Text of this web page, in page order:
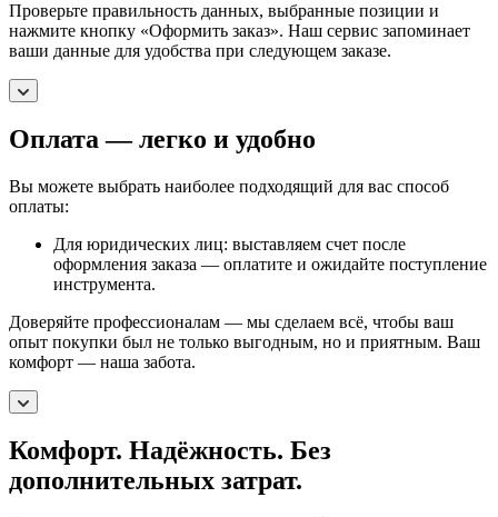
Проверьте правильность данных, выбранные позиции и
нажмите кнопку «Оформить заказ». Наш сервис запоминает
ваши данные для удобства при следующем заказе.
Оплата — легко и удобно
Вы можете выбрать наиболее подходящий для вас способ
оплаты:
Для юридических лиц: выставляем счет после
оформления заказа — оплатите и ожидайте поступление
инструмента.
Доверяйте профессионалам — мы сделаем всё, чтобы ваш
опыт покупки был не только выгодным, но и приятным. Ваш
комфорт — наша забота.
Комфорт. Надёжность. Без
дополнительных затрат.